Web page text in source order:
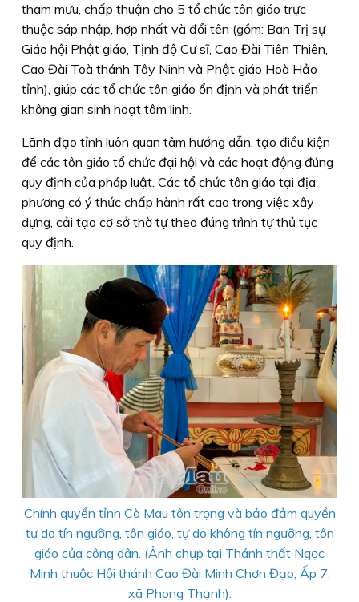
tham mưu, chấp thuận cho 5 tổ chức tôn giáo trực
thuộc sáp nhập, hợp nhất và đổi tên (gồm: Ban Trị sự
Giáo hội Phật giáo, Tịnh độ Cư sĩ, Cao Đài Tiên Thiên,
Cao Đài Toà thánh Tây Ninh và Phật giáo Hoà Hảo
tỉnh), giúp các tổ chức tôn giáo ổn định và phát triển
không gian sinh hoạt tâm linh.
Lãnh đạo tỉnh luôn quan tâm hướng dẫn, tạo điều kiện
để các tôn giáo tổ chức đại hội và các hoạt động đúng
quy định của pháp luật. Các tổ chức tôn giáo tại địa
phương có ý thức chấp hành rất cao trong việc xây
dựng, cải tạo cơ sở thờ tự theo đúng trình tự thủ tục
quy định.
Chính quyền tỉnh Cà Mau tôn trọng và bảo đảm quyền
tự do tín ngưỡng, tôn giáo, tự do không tín ngưỡng, tôn
giáo của công dân. (Ảnh chụp tại Thánh thất Ngọc
Minh thuộc Hội thánh Cao Đài Minh Chơn Đạo, Ấp 7,
xã Phong Thạnh).